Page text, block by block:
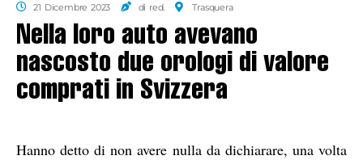
21 Dicembre 2023 di red. Trasquera
Nella loro auto avevano
nascosto due orologi di valore
comprati in Svizzera
Hanno detto di non avere nulla da dichiarare, una volta